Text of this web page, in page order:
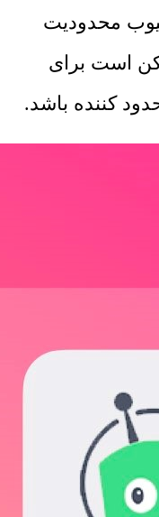
محدودیت
است برای
کننده باشد.